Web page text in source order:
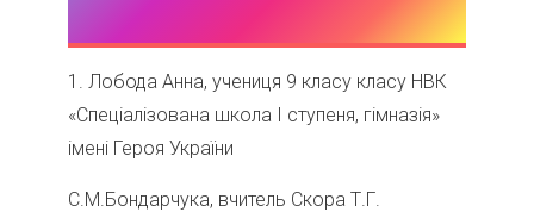
1. Лобода Анна, учениця 9 класу класу НВК
«Спеціалізована школа І ступеня, гімназія»
імені Героя України
С.М.Бондарчука, вчитель Скора Т.Г.